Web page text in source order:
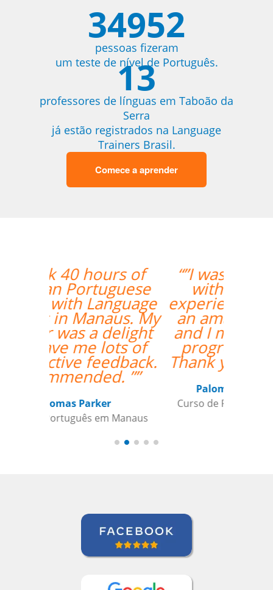
34952
pessoas fizeram
um teste de nível de Português.
13
professores de línguas em Taboão da
Serra
já estão registrados na Language
Trainers Brasil.
Comece a aprender
“”I was really happy
with the overall
experience. Aline was
an amazing teacher
and I made so much
progress with her.
Thank you so much!””
Curso de Português em Cuiabá